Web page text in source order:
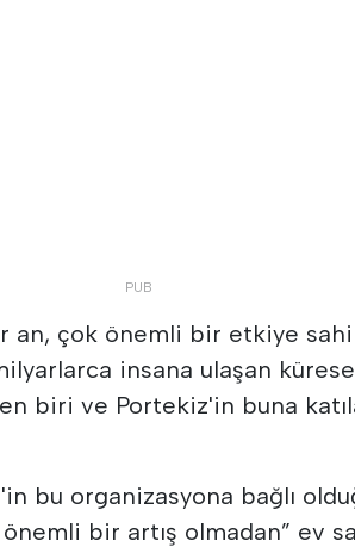
an, çok önemli bir etkiye
insana ulaşan
biri ve Portekiz'in buna
bu organizasyona bağlı
önemli bir artış olmadan” ev